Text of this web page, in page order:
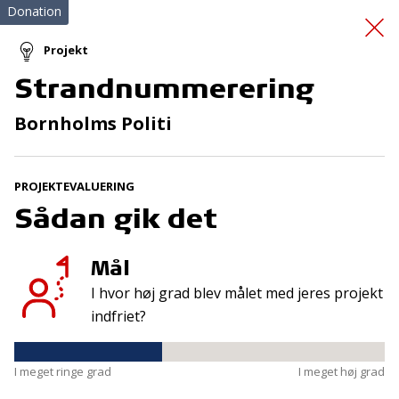
Vi lærer sammen i
indskolingen
Donation
Projekt
Strandnummerering
Bornholms Politi
PROJEKTEVALUERING
Sådan gik det
Mål
I hvor høj grad blev målet med jeres projekt
indfriet?
I meget ringe grad I meget høj grad
Tilmeld nyhedsbrev
De seneste nyheder om TrygFondens og TryghedsGruppens
aktiviteter direkte i din indbakke.